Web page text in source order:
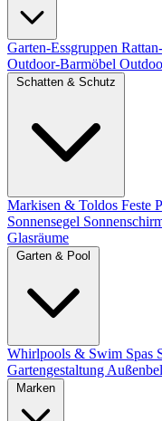
Garten-Essgruppen
Outdoor-Barmöbel
Markisen & Toldos Feste
Sonnensegel
Glasräume
Whirlpools & Swim Spas
Gartengestaltung